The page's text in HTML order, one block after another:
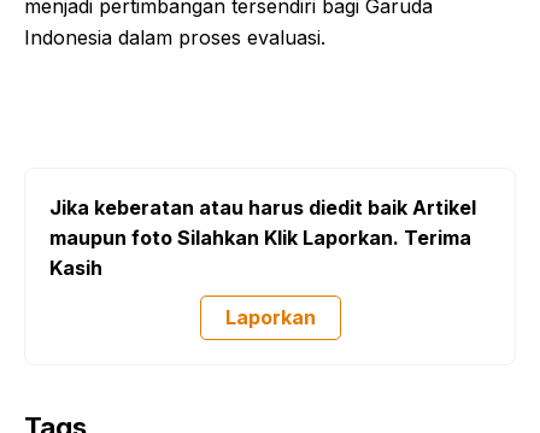
menjadi pertimbangan tersendiri bagi Garuda
Indonesia dalam proses evaluasi.
Jika keberatan atau harus diedit baik Artikel
maupun foto Silahkan Klik Laporkan. Terima
Kasih
Laporkan